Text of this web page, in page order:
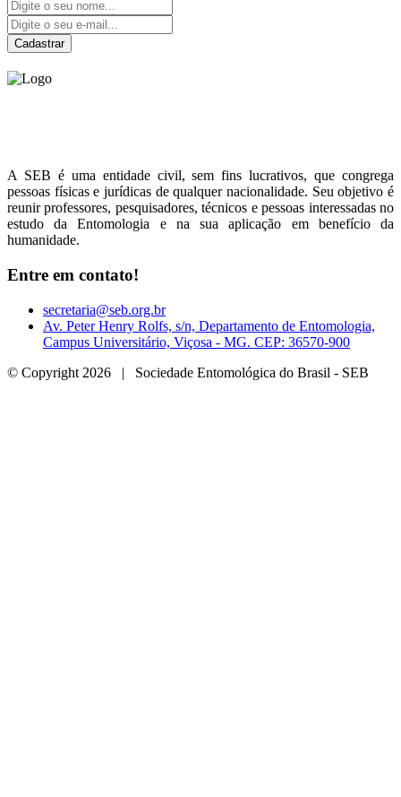
Cadastrar
A SEB é uma entidade civil, sem fins lucrativos, que congrega
pessoas físicas e jurídicas de qualquer nacionalidade. Seu objetivo é
reunir professores, pesquisadores, técnicos e pessoas interessadas no
estudo da Entomologia e na sua aplicação em benefício da
humanidade.
Entre em contato!
secretaria@seb.org.br
Av. Peter Henry Rolfs, s/n, Departamento de Entomologia,
Campus Universitário, Viçosa - MG. CEP: 36570-900
© Copyright 2026 | Sociedade Entomológica do Brasil - SEB